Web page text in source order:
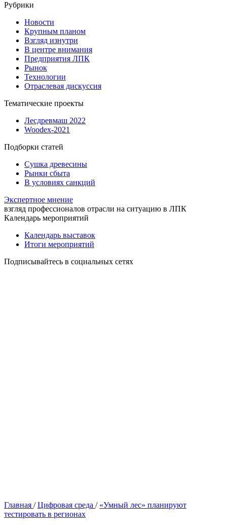
Рубрики
Новости
Крупным планом
Взгляд изнутри
В центре внимания
Предприятия ЛПК
Рынок
Технологии
Отраслевая дискуссия
Тематические проекты
Лесдревмаш 2022
Woodex-2021
Подборки статей
Сушка древесины
Рынки сбыта
В условиях санкций
Экспертное мнение
взгляд профессионалов отрасли на ситуацию в ЛПК
Календарь мероприятий
Календарь выставок
Итоги мероприятий
Подписывайтесь в социальных сетях
Главная / Цифровая среда / «Умный лес» планируют
тестировать в регионах